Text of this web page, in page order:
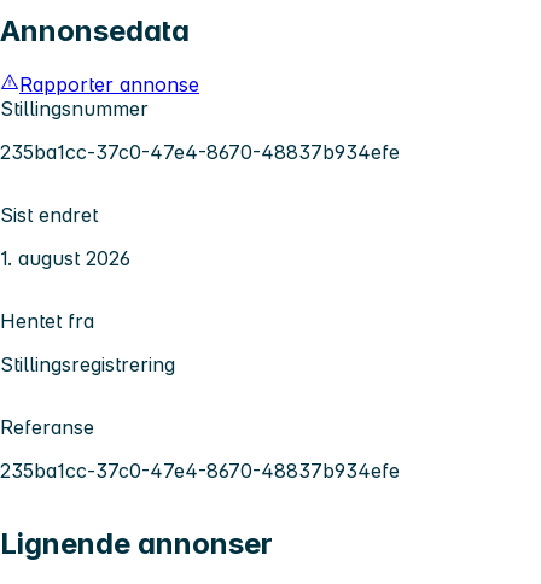
Annonsedata
Rapporter annonse
Stillingsnummer
235ba1cc-37c0-47e4-8670-48837b934efe
Sist endret
1. august 2026
Hentet fra
Stillingsregistrering
Referanse
235ba1cc-37c0-47e4-8670-48837b934efe
Lignende annonser